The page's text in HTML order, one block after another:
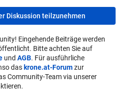
Diskussion teilzunehmen
Eingehende Beiträge werden
Bitte achten Sie auf
und AGB. Für ausführliche
das krone.at-Forumzur
Community-Team via unserer